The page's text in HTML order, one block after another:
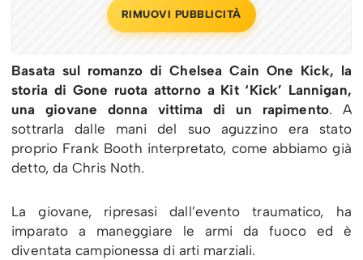
RIMUOVI PUBBLICITÀ
Basata sul romanzo di Chelsea Cain One Kick, la
storia di Gone ruota attorno a Kit ‘Kick’ Lannigan,
una giovane donna vittima di un rapimento. A
sottrarla dalle mani del suo aguzzino era stato
proprio Frank Booth interpretato, come abbiamo già
detto, da Chris Noth.
La giovane, ripresasi dall’evento traumatico, ha
imparato a maneggiare le armi da fuoco ed è
diventata campionessa di arti marziali.